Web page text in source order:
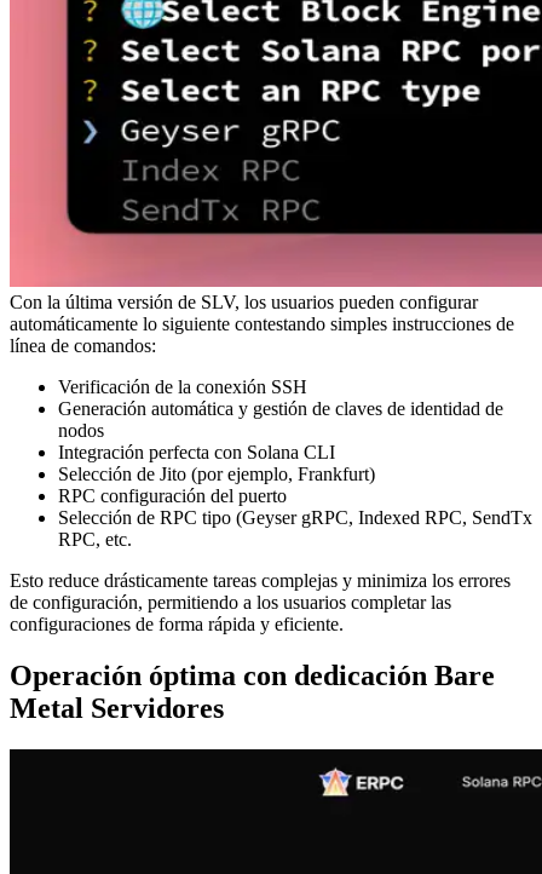
Con la última versión de SLV, los usuarios pueden configurar
automáticamente lo siguiente contestando simples instrucciones de
línea de comandos:
Verificación de la conexión SSH
Generación automática y gestión de claves de identidad de
nodos
Integración perfecta con Solana CLI
Selección de Jito (por ejemplo, Frankfurt)
RPC configuración del puerto
Selección de RPC tipo (Geyser gRPC, Indexed RPC, SendTx
RPC, etc.
Esto reduce drásticamente tareas complejas y minimiza los errores
de configuración, permitiendo a los usuarios completar las
configuraciones de forma rápida y eficiente.
Operación óptima con dedicación Bare
Metal Servidores